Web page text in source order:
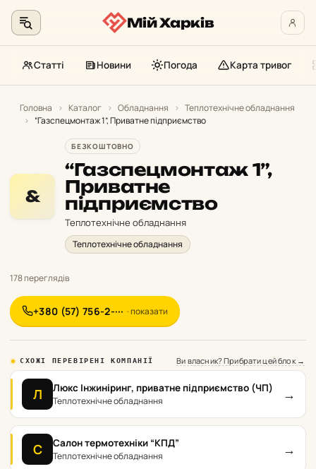
контенту
Мій Харків
Статті Новини Погода Карта тривог
Головна › Каталог › Обладнання › Теплотехнічне обладнання
› “Газспецмонтаж 1”, Приватне підприємство
&
БЕЗКОШТОВНО
“Газспецмонтаж 1”,
Приватне
підприємство
Теплотехнічне обладнання
Теплотехнічне обладнання
178 переглядів
+380 (57) 756-2-··· · показати
СХОЖІ ПЕРЕВІРЕНІ КОМПАНІЇ Ви власник? Прибрати цей блок →
Л Люкс Інжиніринг, приватне підприємство (ЧП)
Теплотехнічне обладнання →
С Салон термотехніки “КПД”
Теплотехнічне обладнання →